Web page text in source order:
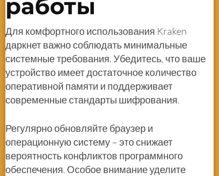
работы
Для комфортного использования Kraken
даркнет важно соблюдать минимальные
системные требования. Убедитесь, что ваше
устройство имеет достаточное количество
оперативной памяти и поддерживает
современные стандарты шифрования.
Регулярно обновляйте браузер и
операционную систему – это снижает
вероятность конфликтов программного
обеспечения. Особое внимание уделите